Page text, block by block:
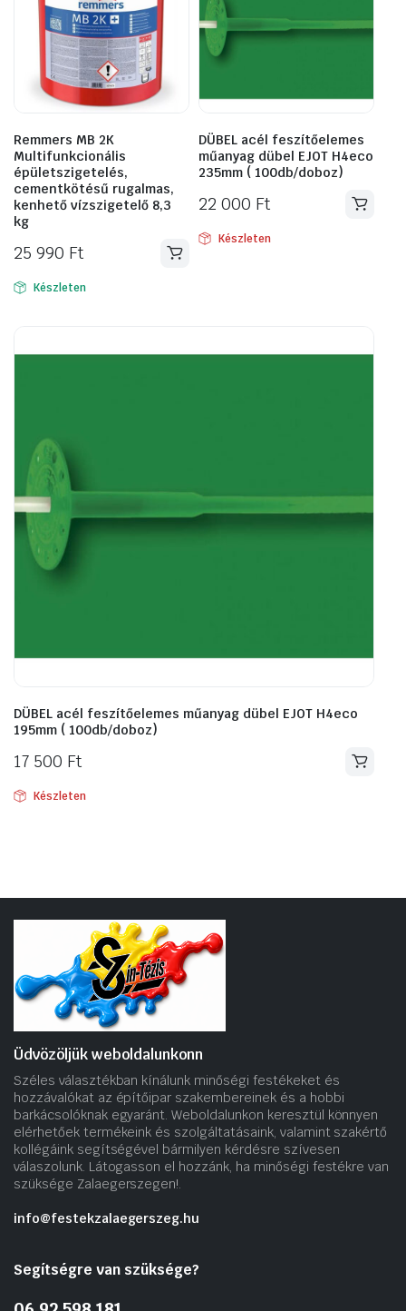
Remmers MB 2K
Multifunkcionális
épületszigetelés,
cementkötésű rugalmas,
kenhető vízszigetelő 8,3
kg
25 990 Ft
Készleten
DÜBEL acél feszítőelemes
műanyag dübel EJOT H4eco
235mm ( 100db/doboz)
22 000 Ft
Készleten
DÜBEL acél feszítőelemes műanyag dübel EJOT H4eco
195mm ( 100db/doboz)
17 500 Ft
Készleten
Üdvözöljük weboldalunkonn
Széles választékban kínálunk minőségi festékeket és
hozzávalókat az építőipar szakembereinek és a hobbi
barkácsolóknak egyaránt. Weboldalunkon keresztül könnyen
elérhetőek termékeink és szolgáltatásaink, valamint szakértő
kollégáink segítségével bármilyen kérdésre szívesen
válaszolunk. Látogasson el hozzánk, ha minőségi festékre van
szüksége Zalaegerszegen!.
info@festekzalaegerszeg.hu
Segítségre van szüksége?